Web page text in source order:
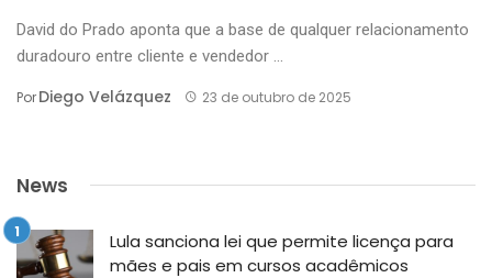
David do Prado aponta que a base de qualquer relacionamento
duradouro entre cliente e vendedor ...
PorDiego Velázquez 23 de outubro de 2025
News
Lula sanciona lei que permite licença para
mães e pais em cursos acadêmicos